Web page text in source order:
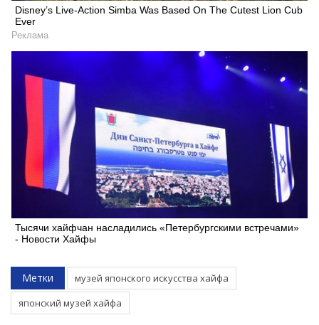
Disney’s Live-Action Simba Was Based On The Cutest Lion Cub
Ever
Реклама
Тысячи хайфчан насладились «Петербургскими встречами»
- Новости Хайфы
Метки
музей японского искусства хайфа
японский музей хайфа